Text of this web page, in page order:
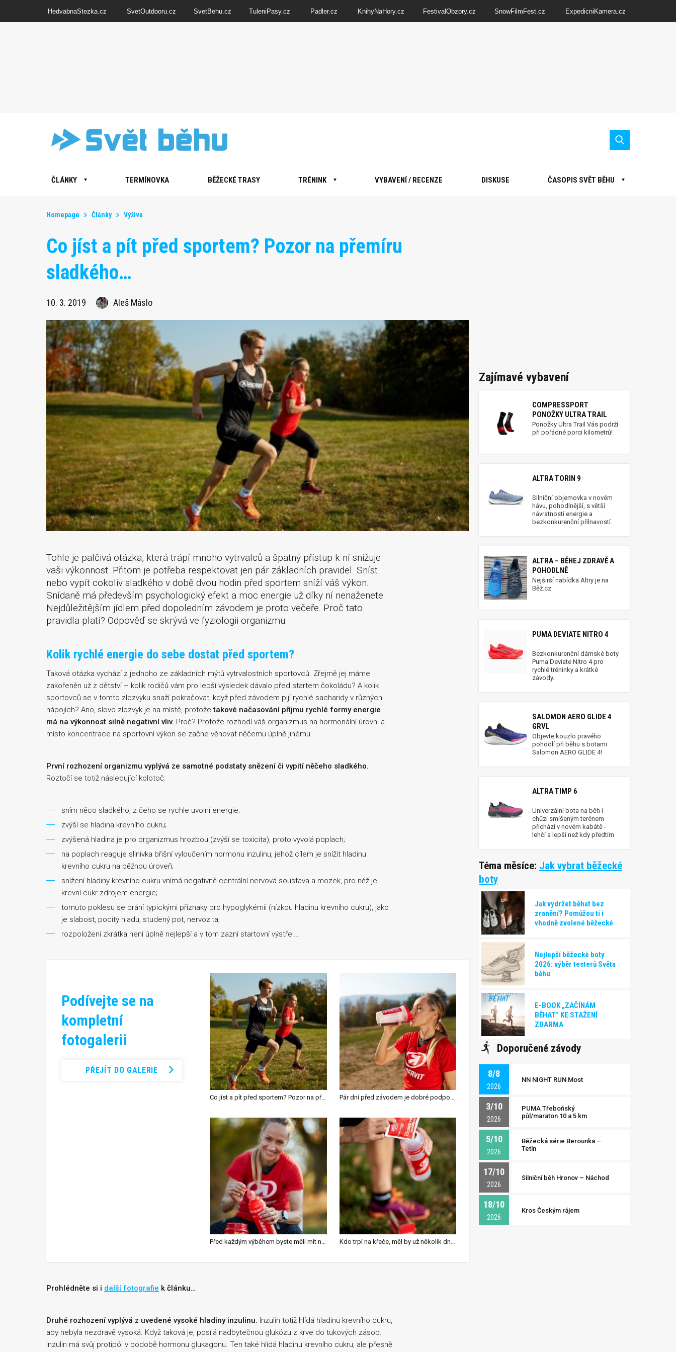
HedvabnaStezka.cz SvetOutdooru.cz SvetBehu.cz TuleniPasy.cz Padler.cz KnihyNaHory.cz FestivalObzory.cz SnowFilmFest.cz ExpedicniKamera.cz
ČLÁNKY TERMÍNOVKA BĚŽECKÉ TRASY TRÉNINK VYBAVENÍ / RECENZE DISKUSE ČASOPIS SVĚT BĚHU
Homepage Články Výživa
Co jíst a pít před sportem? Pozor na přemíru
sladkého…
10. 3. 2019 Aleš Máslo
Tohle je palčivá otázka, která trápí mnoho vytrvalců a špatný přístup k ní snižuje
vaši výkonnost. Přitom je potřeba respektovat jen pár základních pravidel. Sníst
nebo vypít cokoliv sladkého v době dvou hodin před sportem sníží váš výkon.
Snídaně má především psychologický efekt a moc energie už díky ní nenaženete.
Nejdůležitějším jídlem před dopoledním závodem je proto večeře. Proč tato
pravidla platí? Odpověď se skrývá ve fyziologii organizmu.
Kolik rychlé energie do sebe dostat před sportem?
Taková otázka vychází z jednoho ze základních mýtů vytrvalostních sportovců. Zřejmě jej máme
zakořeněn už z dětství – kolik rodičů vám pro lepší výsledek dávalo před startem čokoládu? A kolik
sportovců se v tomto zlozvyku snaží pokračovat, když před závodem pijí rychlé sacharidy v různých
nápojích? Ano, slovo zlozvyk je na místě, protožetakové načasování příjmu rychlé formy energie
má na výkonnost silně negativní vliv. Proč? Protože rozhodí váš organizmus na hormonální úrovni a
místo koncentrace na sportovní výkon se začne věnovat něčemu úplně jinému.
První rozhození organizmu vyplývá ze samotné podstaty snězení či vypití něčeho sladkého.
Roztočí se totiž následující kolotoč:
sním něco sladkého, z čeho se rychle uvolní energie;
zvýší se hladina krevního cukru;
zvýšená hladina je pro organizmus hrozbou (zvýší se toxicita), proto vyvolá poplach;
na poplach reaguje slinivka břišní vyloučením hormonu inzulinu, jehož cílem je snížit hladinu
krevního cukru na běžnou úroveň;
snížení hladiny krevního cukru vnímá negativně centrální nervová soustava a mozek, pro něž je
krevní cukr zdrojem energie;
tomuto poklesu se brání typickými příznaky pro hypoglykémii (nízkou hladinu krevního cukru), jako
je slabost, pocity hladu, studený pot, nervozita;
rozpoložení zkrátka není úplně nejlepší a v tom zazní startovní výstřel…
Podívejte se na
kompletní
fotogalerii
PŘEJÍT DO GALERIE
Co jíst a pít před sportem? Pozor na přemíru sladkého…
Před každým výběhem byste měli mít nachytaný iontový nápoj Kdo trpí na křeče, měl by už několik dní před závodem nebo náročným tréninkem doplňovat magnesium
Prohlédněte si i další fotografie k článku…
Druhé rozhození vyplývá z uvedené vysoké hladiny inzulinu. Inzulin totiž hlídá hladinu krevního cukru,
aby nebyla nezdravě vysoká. Když taková je, posílá nadbytečnou glukózu z krve do tukových zásob.
Inzulin má svůj protipól v podobě hormonu glukagonu. Ten také hlídá hladinu krevního cukru, ale přesně
Zajímavé vybavení
COMPRESSPORT
PONOŽKY ULTRA TRAIL
Ponožky Ultra Trail Vás podrží
při pořádné porci kilometrů!
ALTRA TORIN 9
Silniční objemovka v novém
hávu, pohodlnější, s větší
návratností energie a
bezkonkurenční přilnavostí.
ALTRA – BĚHEJ ZDRAVĚ A
POHODLNĚ
Nejširší nabídka Altry je na
Běž.cz
PUMA DEVIATE NITRO 4
Bezkonkurenční dámské boty
Puma Deviate Nitro 4 pro
rychlé tréninky a krátké
závody.
SALOMON AERO GLIDE 4
GRVL
Objevte kouzlo pravého
pohodlí při běhu s botami
Salomon AERO GLIDE 4!
ALTRA TIMP 6
Univerzální bota na běh i
chůzi smíšeným terénem
přichází v novém kabátě -
lehčí a lepší než kdy předtím
Téma měsíce: Jak vybrat běžecké
boty
Jak vydržet běhat bez
zranění? Pomůžou ti i
vhodně zvolené běžecké
Nejlepší běžecké boty
2026: výběr testerů Světa
běhu
E-BOOK „ZAČÍNÁM
BĚHAT“ KE STAŽENÍ
ZDARMA
Doporučené závody
8/8
2026
NN NIGHT RUN Most
3/10
2026
PUMA Třeboňský
půl/maraton 10 a 5 km
5/10
2026
Běžecká série Berounka –
Tetín
17/10
2026
Silniční běh Hronov – Náchod
18/10
2026
Kros Českým rájem